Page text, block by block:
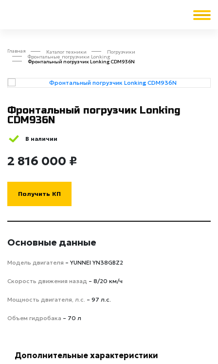
Главная Каталог техники Погрузчики
Фронтальные погрузчики Lonking
Фронтальный погрузчик Lonking CDM936N
Фронтальный погрузчик Lonking
CDM936N
В наличии
2 816 000 ₽
Получить КП
Основные данные
Модель двигателя – YUNNEI YN38GBZ2
Скорость движения назад – 8/20 км/ч
Мощность двигателя, л.с. – 97 л.с.
Объем гидробака – 70 л
Дополнительные характеристики